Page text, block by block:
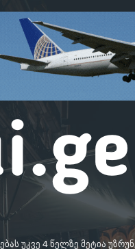
უკვე 4 წელზე მეტია